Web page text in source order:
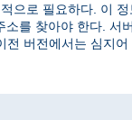
으로 필요하다. 이 정
소를 찾아야 한다. 서
버전에서는 심지